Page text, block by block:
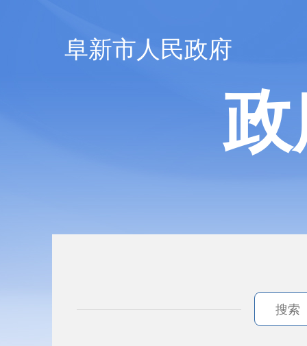
阜新市人民政府